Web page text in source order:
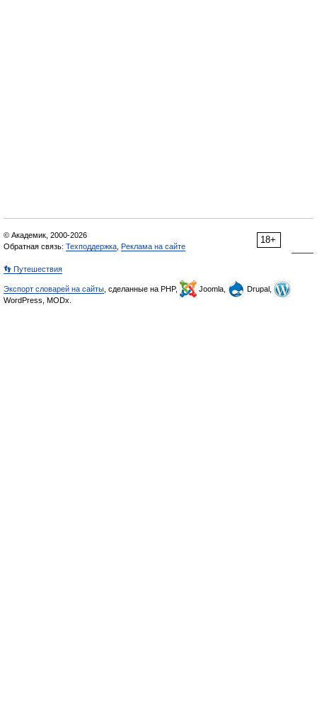
18+
© Академик, 2000-2026
Обратная связь: Техподдержка Реклама на сайте
👣 Путешествия
Экспорт словарей на сайты , сделанные на PHP, Joomla,
Drupal,
WordPress, MODx.